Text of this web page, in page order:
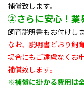
補償致します。
②さらに安心！業
飼育説明書もお付けし
なお、説明書どおり飼
場合にもご遠慮なくお
補償致します。
※補償に掛かる費用は